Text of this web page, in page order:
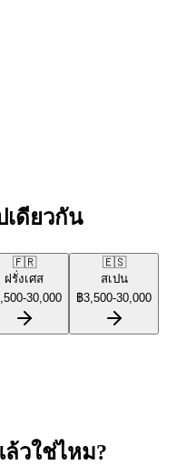
เดียวกัน
🇫🇷
ฝรั่งเศส
-30,000
🇪🇸
สเปน
฿3,500-30,000
วใช่ไหม?